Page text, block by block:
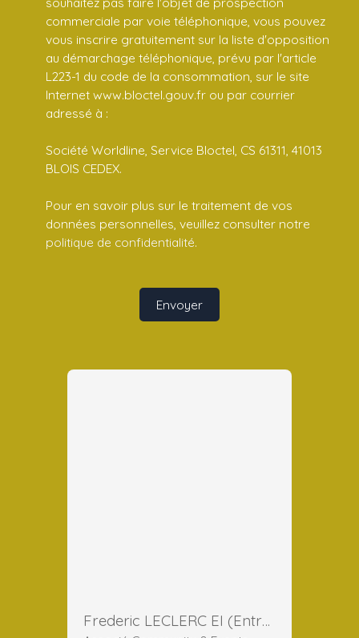
commerciale par voie téléphonique, vous pouvez
vous inscrire gratuitement sur la liste d'opposition
au démarchage téléphonique, prévu par l'article
L223-1 du code de la consommation, sur le site
Internet www.bloctel.gouv.fr ou par courrier
adressé à :
Société Worldline, Service Bloctel, CS 61311, 41013
BLOIS CEDEX.
Pour en savoir plus sur le traitement de vos
données personnelles, veuillez consulter notre
politique de confidentialité.
Envoyer
Frederic LECLERC EI (Entreprise Individuelle)